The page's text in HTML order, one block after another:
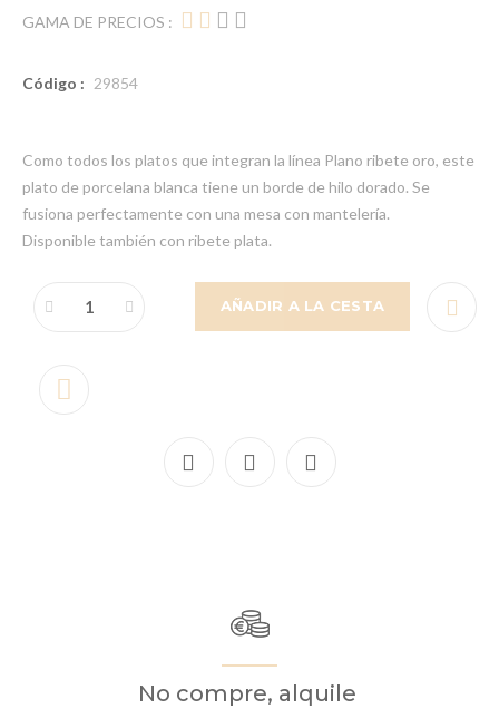
GAMA DE PRECIOS :
Código : 29854
Como todos los platos que integran la línea Plano ribete oro, este
plato de porcelana blanca tiene un borde de hilo dorado. Se
fusiona perfectamente con una mesa con mantelería.
Disponible también con ribete plata.
AÑADIR A LA CESTA
No compre, alquile